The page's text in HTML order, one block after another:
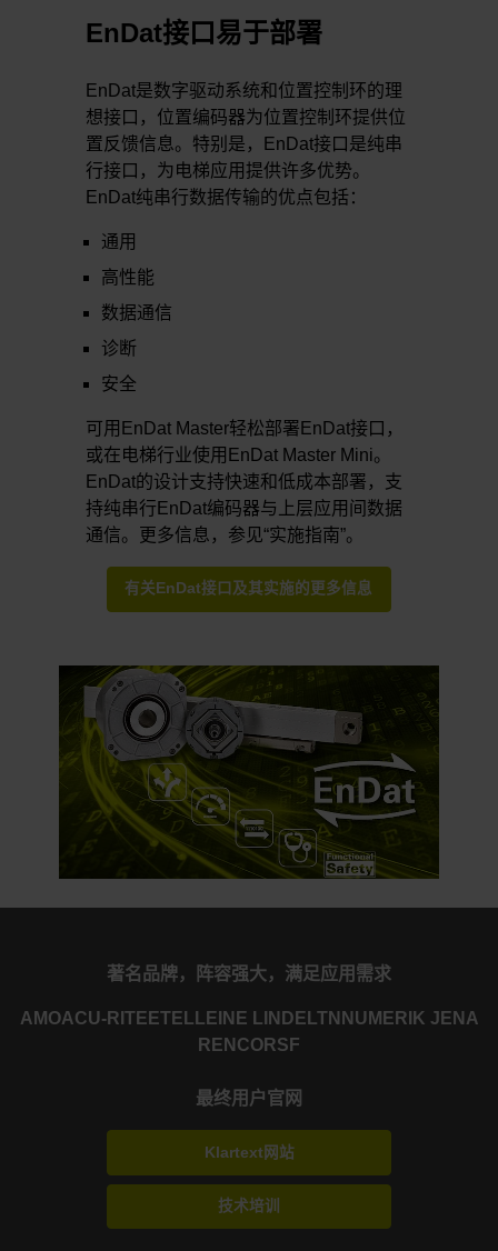
EnDat接口易于部署
EnDat是数字驱动系统和位置控制环的理
想接口，位置编码器为位置控制环提供位
置反馈信息。特别是，EnDat接口是纯串
行接口，为电梯应用提供许多优势。
EnDat纯串行数据传输的优点包括：
通用
高性能
数据通信
诊断
安全
可用EnDat Master轻松部署EnDat接口，
或在电梯行业使用EnDat Master Mini。
EnDat的设计支持快速和低成本部署，支
持纯串行EnDat编码器与上层应用间数据
通信。更多信息，参见“实施指南”。
有关EnDat接口及其实施的更多信息
著名品牌，阵容强大，满足应用需求
AMOACU-RITE ETEL LEINE LINDE LTN NUMERIK JENA
RENCORSF
最终用户官网
Klartext网站
技术培训